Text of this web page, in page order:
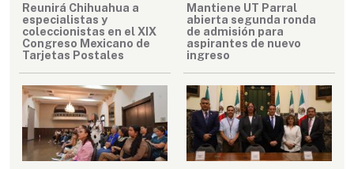
Reunirá Chihuahua a
especialistas y
coleccionistas en el XIX
Congreso Mexicano de
Tarjetas Postales
Mantiene UT Parral
abierta segunda ronda
de admisión para
aspirantes de nuevo
ingreso